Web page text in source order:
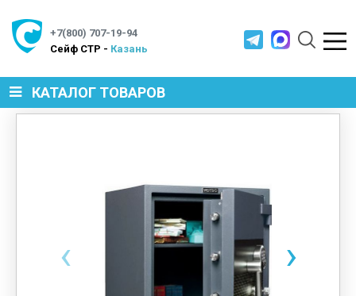
+7(800) 707-19-94
Cейф СТР - Казань
КАТАЛОГ ТОВАРОВ
МЕТАЛЛИЧЕСКАЯ МЕБЕЛЬ
МЕТАЛЛИЧЕСКИЕ СТЕЛЛАЖИ
‹ ›